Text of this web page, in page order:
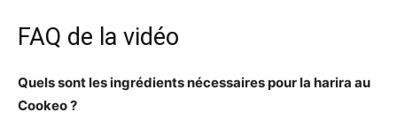
FAQ de la vidéo
Quels sont les ingrédients nécessaires pour la harira au
Cookeo ?